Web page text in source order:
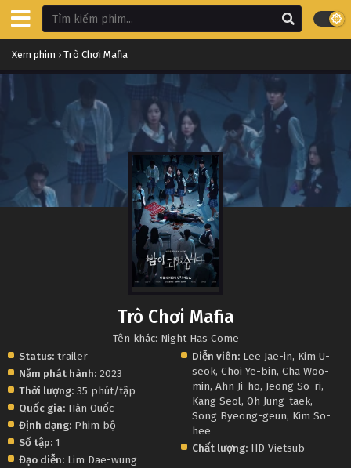
Xem phim › Trò Chơi Mafia
Trò Chơi Mafia
Tên khác: Night Has Come
Status: trailer
Năm phát hành: 2023
Thời lượng: 35 phút/tập
Quốc gia: Hàn Quốc
Định dạng: Phim bộ
Số tập: 1
Đạo diễn: Lim Dae-wung
Diễn viên: Lee Jae-in, Kim U-
seok,Choi Ye-bin,Cha Woo-
min,Ahn Ji-ho, Jeong So-ri,
Kang Seol,Oh Jung-taek,
Song Byeong-geun, Kim So-
hee
Chất lượng: HD Vietsub